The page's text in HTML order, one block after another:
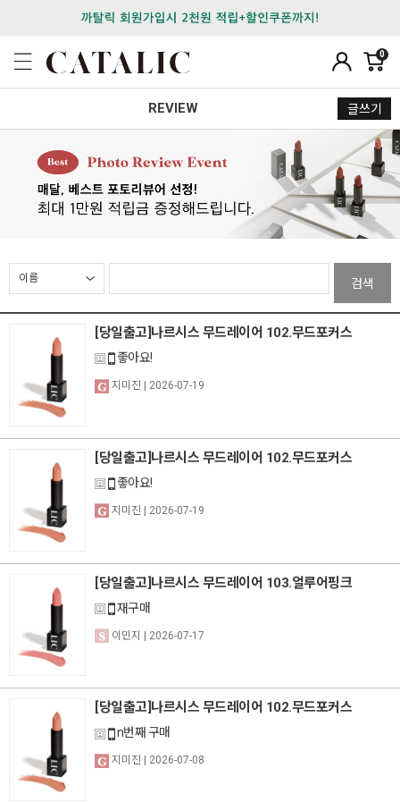
0
REVIEW 글쓰기
검색
[당일출고]나르시스 무드레이어 102.무드포커스
좋아요!
지미진 | 2026-07-19
[당일출고]나르시스 무드레이어 102.무드포커스
좋아요!
지미진 | 2026-07-19
[당일출고]나르시스 무드레이어 103.얼루어핑크
재구매
이민지 | 2026-07-17
[당일출고]나르시스 무드레이어 102.무드포커스
n번째 구매
지미진 | 2026-07-08